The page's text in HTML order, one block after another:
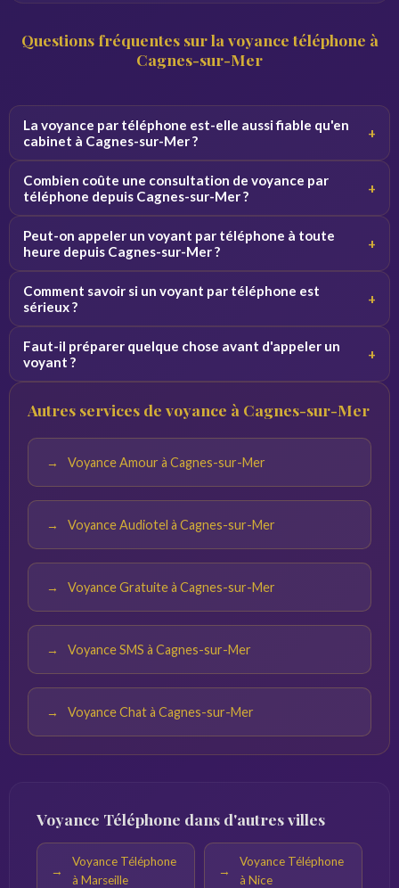
Questions fréquentes sur la voyance téléphone à
Cagnes-sur-Mer
La voyance par téléphone est-elle aussi fiable qu'en
cabinet à Cagnes-sur-Mer ?
+
Par téléphone, le voyant se concentre sur votre voix et
Combien coûte une consultation de voyance par
téléphone depuis Cagnes-sur-Mer ?
+
voyant. Des premières minutes sont souvent offertes
Peut-on appeler un voyant par téléphone à toute
heure depuis Cagnes-sur-Mer ?
+
pouvez appeler de jour comme de nuit depuis Cagnes-sur-
Comment savoir si un voyant par téléphone est
sérieux ?
+
du voyant sur la plateforme. Profitez des minutes
Faut-il préparer quelque chose avant d'appeler un
voyant ?
+
calme. Plus vos questions sont précises, plus les réponses
Autres services de voyance à Cagnes-sur-Mer
Voyance Amour à Cagnes-sur-Mer
Voyance Audiotel à Cagnes-sur-Mer
Voyance Gratuite à Cagnes-sur-Mer
Voyance SMS à Cagnes-sur-Mer
Voyance Chat à Cagnes-sur-Mer
Voyance Téléphone dans d'autres villes
Voyance Téléphone
à Marseille
Voyance Téléphone
à Nice